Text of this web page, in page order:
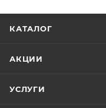
КАТАЛОГ
АКЦИИ
УСЛУГИ